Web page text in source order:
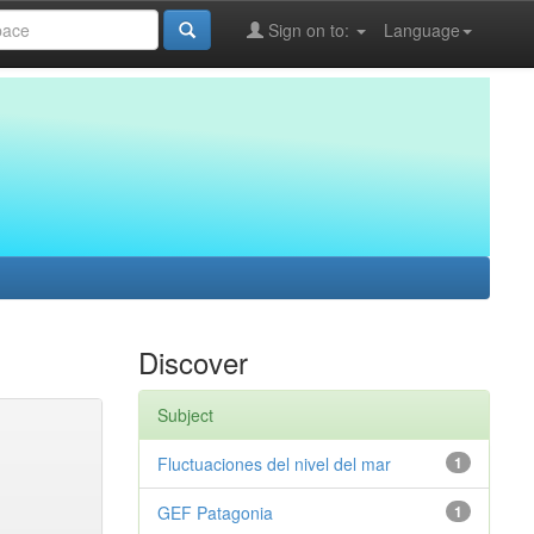
Language
Sign on to:
Discover
Subject
1
Fluctuaciones del nivel del mar
1
GEF Patagonia